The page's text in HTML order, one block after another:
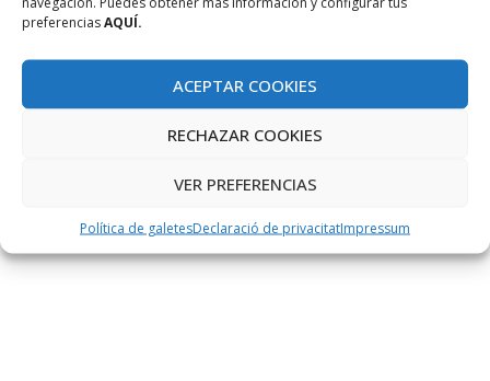
preferenciasAQUÍ.
ACEPTAR COOKIES
RECHAZAR COOKIES
VER PREFERENCIAS
Política de galetesDeclaració de privacitatImpressum
aresidents com a visitants en el futur.
A continuació procedirem a una taula rodona participativa,
Sr. Miquel Payeras,director gerent de
Balears.t i amb la participació de laSra. Núria Riera Riera,
directora general d’Innovació.